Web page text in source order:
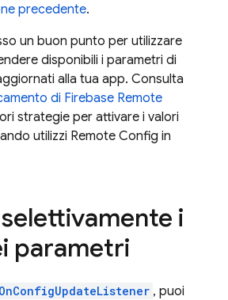
precedente.
un buon punto per utilizzare
disponibili i parametri di
alla tua app. Consulta
di Firebase Remote
strategie per attivare i valori
utilizzi Remote Config in
i
parametri
OnConfigUpdateListener , puoi